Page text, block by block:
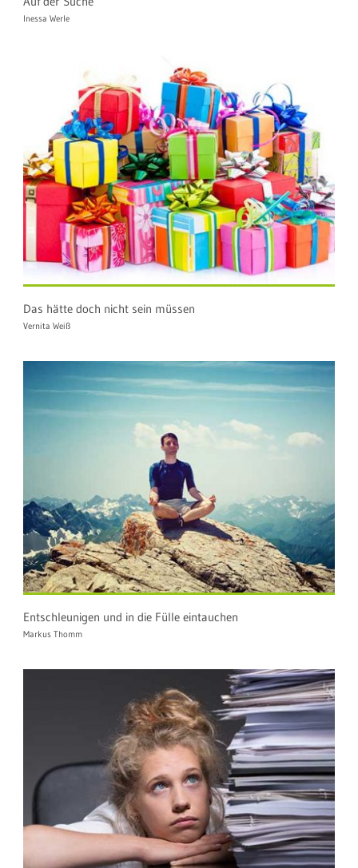
Inessa Werle
Das hätte doch nicht sein müssen
Vernita Weiß
Entschleunigen und in die Fülle eintauchen
Markus Thomm